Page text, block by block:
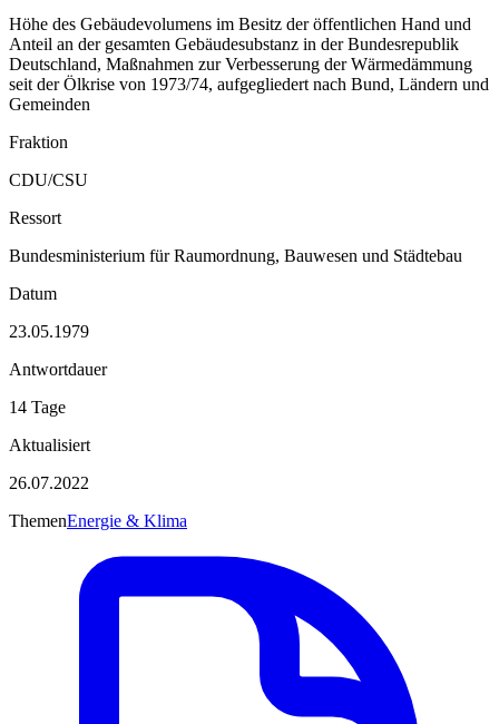
Höhe des Gebäudevolumens im Besitz der öffentlichen Hand und
Anteil an der gesamten Gebäudesubstanz in der Bundesrepublik
Deutschland, Maßnahmen zur Verbesserung der Wärmedämmung
seit der Ölkrise von 1973/74, aufgegliedert nach Bund, Ländern und
Gemeinden
Fraktion
CDU/CSU
Ressort
Bundesministerium für Raumordnung, Bauwesen und Städtebau
Datum
23.05.1979
Antwortdauer
14 Tage
Aktualisiert
26.07.2022
ThemenEnergie & Klima